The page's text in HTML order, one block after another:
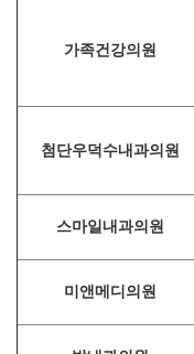
가족건강의원
첨단우덕수내과의원
스마일내과의원
미앤메디의원